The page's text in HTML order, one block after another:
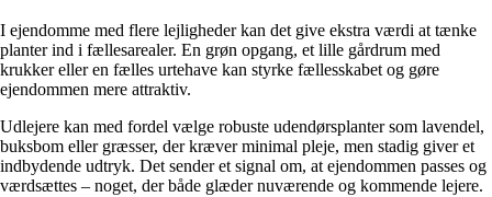
I ejendomme med flere lejligheder kan det give ekstra værdi at tænke
planter ind i fællesarealer. En grøn opgang, et lille gårdrum med
krukker eller en fælles urtehave kan styrke fællesskabet og gøre
ejendommen mere attraktiv.
Udlejere kan med fordel vælge robuste udendørsplanter som lavendel,
buksbom eller græsser, der kræver minimal pleje, men stadig giver et
indbydende udtryk. Det sender et signal om, at ejendommen passes og
værdsættes – noget, der både glæder nuværende og kommende lejere.